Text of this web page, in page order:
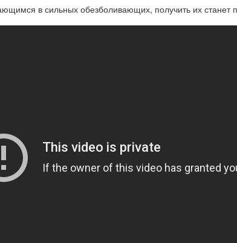
в сильных обезболивающих, получить их станет